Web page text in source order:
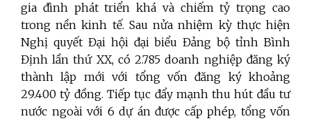
gia đình phát triển khá và chiếm tỷ trọng cao
trong nền kinh tế. Sau nửa nhiệm kỳ thực hiện
Nghị quyết Đại hội đại biểu Đảng bộ tỉnh Bình
Định lần thứ XX, có 2.785 doanh nghiệp đăng ký
thành lập mới với tổng vốn đăng ký khoảng
29.400 tỷ đồng. Tiếp tục đẩy mạnh thu hút đầu tư
nước ngoài với 6 dự án được cấp phép, tổng vốn